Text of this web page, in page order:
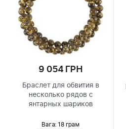
9 054 ГРН
Браслет для обвития в
несколько рядов с
янтарных шариков
Вага: 18 грам